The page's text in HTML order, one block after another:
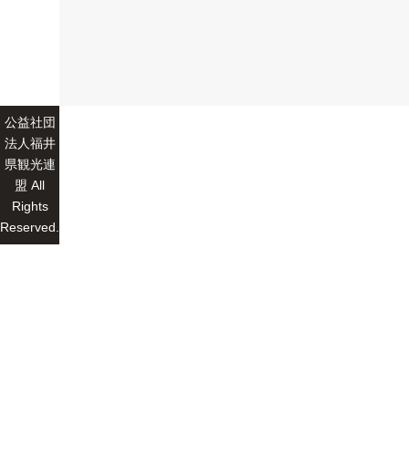
公益社団
法人福井
県観光連
盟 All
Rights
Reserved.